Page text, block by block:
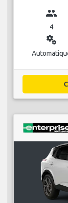
group
4
miscellaneous_services